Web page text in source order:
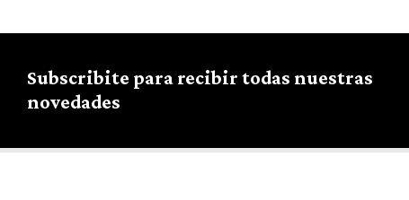
Subscribite para recibir todas nuestras
novedades